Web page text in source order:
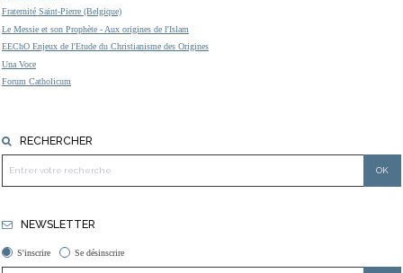
Fraternité Saint-Pierre (Belgique)
Le Messie et son Prophète - Aux origines de l'Islam
EEChO Enjeux de l'Etude du Christianisme des Origines
Una Voce
Forum Catholicum
RECHERCHER
NEWSLETTER
S'inscrire Se désinscrire